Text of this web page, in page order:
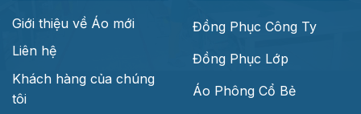
Giới thiệu về Áo mới
Liên hệ
Khách hàng của chúng
tôi
Đồng Phục Công Ty
Đồng Phục Lớp
Áo Phông Cổ Bẻ